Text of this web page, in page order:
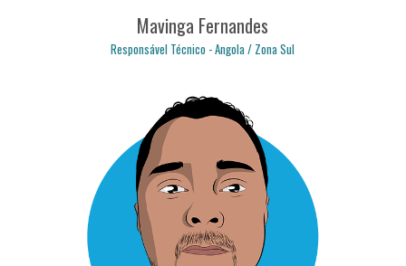
mavinga.fernandes@logicpulse.com
Mavinga Fernandes
Responsável Técnico - Angola / Zona Sul